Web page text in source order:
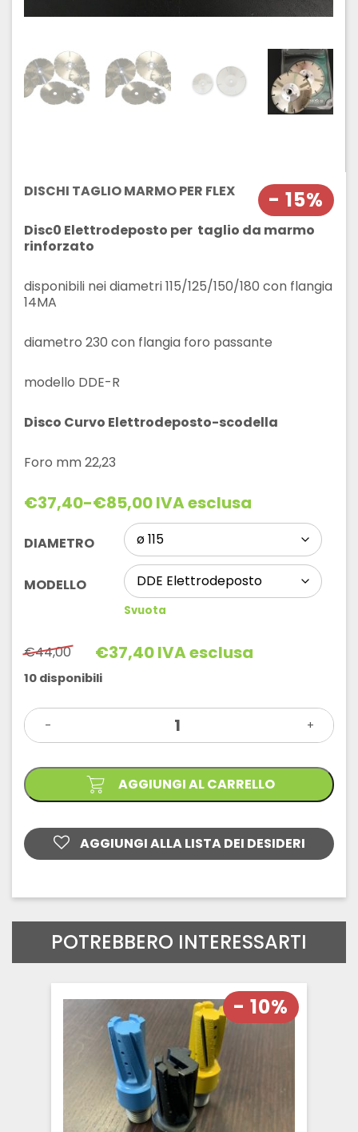
DISCHI TAGLIO MARMO PER FLEX - 15%
Disc0 Elettrodeposto per taglio da marmo
rinforzato
disponibili nei diametri 115/125/150/180 con flangia
14MA
diametro 230 con flangia foro passante
modello DDE-R
Disco Curvo Elettrodeposto-scodella
Foro mm 22,23
€37,40-€85,00
Fascia
prezzo:
a
IVA esclusa
DIAMETRO
MODELLO
Svuota
€44,00
Il
prezzo
originale
era:
€44,00.
€37,40
Il
prezzo
attuale
è:
€37,40.
IVA esclusa
10 disponibili
-
DISCHI
MARMO
FLEX
quantità
+
AGGIUNGI AL CARRELLO
AGGIUNGI ALLA LISTA DEI DESIDERI
POTREBBERO INTERESSARTI
- 10%